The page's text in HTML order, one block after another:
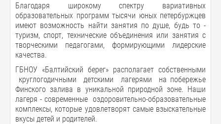
Благодаря широкому спектру вариативных
образовательных программ тысячи юных петербуржцев
имеют возможность найти занятия по душе, будь то -
туризм, спорт, технические объединения или занятия с
творческими педагогами, формирующими лидерские
качества.
ГБНОУ «Балтийский берег» располагает собственными
круглогодичными детскими лагерями на побережье
Финского залива в уникальной природной зоне. Наши
лагеря - современные оздоровительно-образовательные
комплексы, которые удовлетворят самые взыскательные
вкусы детей и родителей.